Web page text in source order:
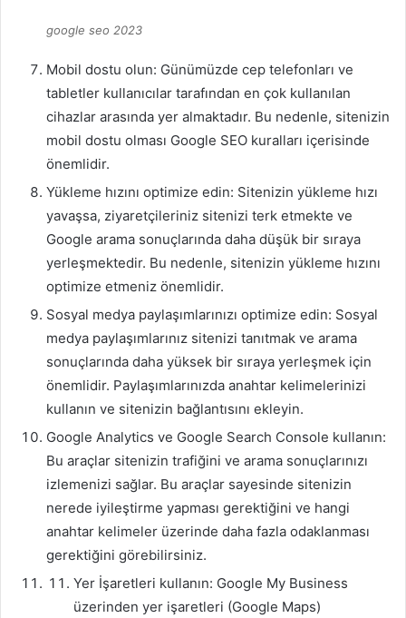
google seo 2023
Mobil dostu olun: Günümüzde cep telefonları ve
tabletler kullanıcılar tarafından en çok kullanılan
cihazlar arasında yer almaktadır. Bu nedenle, sitenizin
mobil dostu olması Google SEO kuralları içerisinde
önemlidir.
Yükleme hızını optimize edin: Sitenizin yükleme hızı
yavaşsa, ziyaretçileriniz sitenizi terk etmekte ve
Google arama sonuçlarında daha düşük bir sıraya
yerleşmektedir. Bu nedenle, sitenizin yükleme hızını
optimize etmeniz önemlidir.
Sosyal medya paylaşımlarınızı optimize edin: Sosyal
medya paylaşımlarınız sitenizi tanıtmak ve arama
sonuçlarında daha yüksek bir sıraya yerleşmek için
önemlidir. Paylaşımlarınızda anahtar kelimelerinizi
kullanın ve sitenizin bağlantısını ekleyin.
Google Analytics ve Google Search Console kullanın:
Bu araçlar sitenizin trafiğini ve arama sonuçlarınızı
izlemenizi sağlar. Bu araçlar sayesinde sitenizin
nerede iyileştirme yapması gerektiğini ve hangi
anahtar kelimeler üzerinde daha fazla odaklanması
gerektiğini görebilirsiniz.
Yer İşaretleri kullanın: Google My Business
üzerinden yer işaretleri (Google Maps)